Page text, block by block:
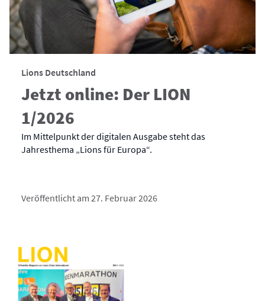
Lions Deutschland
Jetzt online: Der LION
1/2026
Im Mittelpunkt der digitalen Ausgabe steht das
Jahresthema „Lions für Europa“.
Veröffentlicht am 27. Februar 2026